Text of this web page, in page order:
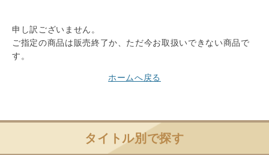
申し訳ございません。
ご指定の商品は販売終了か、ただ今お取扱いできない商品で
す。
ホームへ戻る
タイトル別で探す